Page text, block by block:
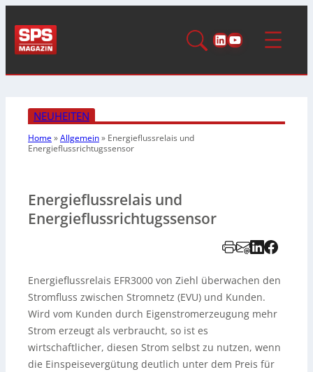
LinkedIn
YouTube
NEUHEITEN
Home»Allgemein» Energieflussrelais und
Energieflussrichtugssensor
Energieflussrelais und
Energieflussrichtugssensor
Energieflussrelais EFR3000 von Ziehl überwachen den
Stromfluss zwischen Stromnetz (EVU) und Kunden.
Wird vom Kunden durch Eigenstromerzeugung mehr
Strom erzeugt als verbraucht, so ist es
wirtschaftlicher, diesen Strom selbst zu nutzen, wenn
die Einspeisevergütung deutlich unter dem Preis für